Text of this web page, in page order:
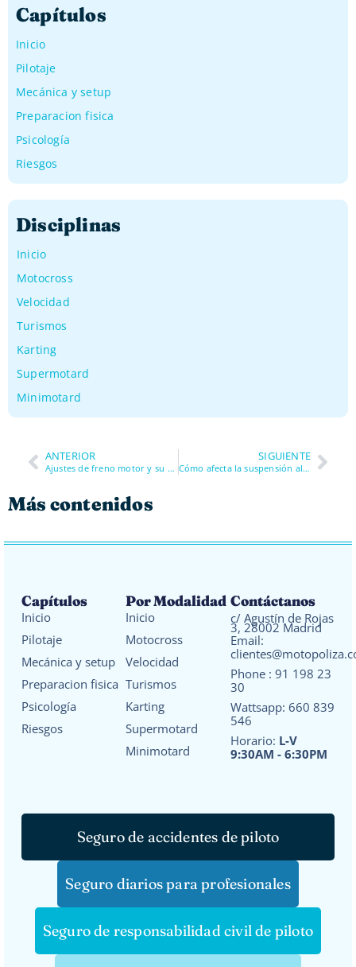
Capítulos
Inicio
Pilotaje
Mecánica y setup
Preparacion fisica
Psicología
Riesgos
Disciplinas
Inicio
Motocross
Velocidad
Turismos
Karting
Supermotard
Minimotard
ANTERIOR
Ajustes de freno motor y su efecto
SIGUIENTE
Cómo afecta la suspensión al desgaste del neumático
Más contenidos
Capítulos
Inicio
Pilotaje
Mecánica y setup
Preparacion fisica
Psicología
Riesgos
Por Modalidad
Inicio
Motocross
Velocidad
Turismos
Karting
Supermotard
Minimotard
Contáctanos
c/ Agustín de Rojas
3, 28002 Madrid
Email:
Phone : 91 198 23
30
Wattsapp: 660 839
546
Horario: L-V
9:30AM - 6:30PM
Seguro de accidentes de piloto
Seguro diarios para profesionales
Seguro de responsabilidad civil de piloto